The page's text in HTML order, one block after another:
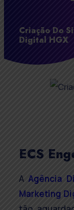
Criação Do
Digital HGX
ECS
A Agência
Marketing